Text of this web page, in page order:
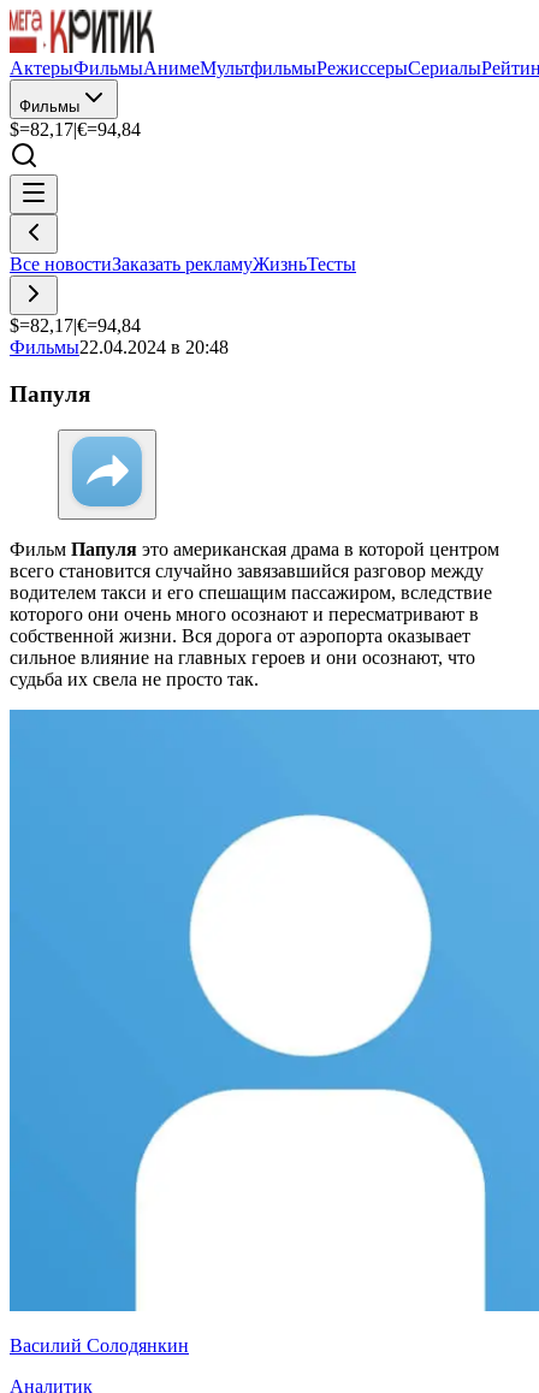
АктерыФильмыАнимеМультфильмыРежиссерыСериалы
Фильмы
$=82,17|€=94,84
Все новостиЗаказать рекламуЖизньТесты
$=82,17|€=94,84
Фильмы22.04.2024 в 20:48
Папуля
Фильм Папуля это американская драма в которой центром
всего становится случайно завязавшийся разговор между
водителем такси и его спешащим пассажиром, вследствие
которого они очень много осознают и пересматривают в
собственной жизни. Вся дорога от аэропорта оказывает
сильное влияние на главных героев и они осознают, что
судьба их свела не просто так.
Василий Солодянкин
Аналитик